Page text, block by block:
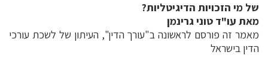
של מי הזכויות הדיגיטליות?
מאת עו"ד טוני גרינמן
מאמר זה פורסם לראשונה ב"עורך הדין", העיתון של לשכת עורכי
הדין בישראל